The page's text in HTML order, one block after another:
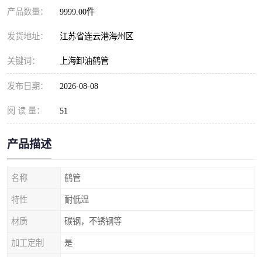
产品数量： 9999.00件
发货地址： 江苏省连云港海州区
关键词： 上海卸油鹤管
发布日期： 2026-08-08
阅 读 量： 51
产品描述
名称 鹤管
特性 耐低温
材质 碳钢，不锈钢等
加工定制 是